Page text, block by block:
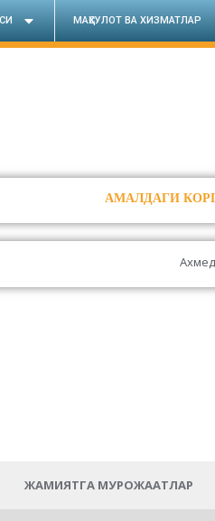
МАҲСУЛОТ ВА ХИЗМАТЛАР
АМАЛДАГИ
ЖАМИЯТГА МУРОЖААТЛАР